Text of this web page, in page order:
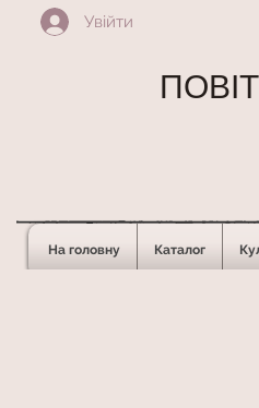
Увійти
На головну Каталог